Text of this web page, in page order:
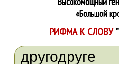
«Большой
РИФМА К СЛОВУ